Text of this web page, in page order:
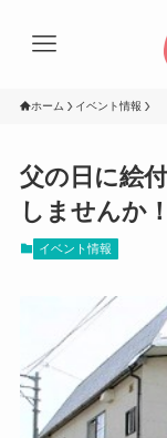
ホーム イベント情報
父の日に絵
しませんか！
イベント情報